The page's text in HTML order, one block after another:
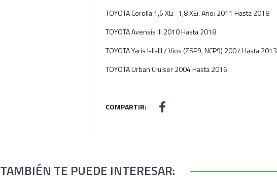
TOYOTA Corolla 1,6 XLi -1,8 XEi. Año: 2011 Hasta 2018
TOYOTA Avensis III 2010 Hasta 2018
TOYOTA Yaris I-II-III / Vios (ZSP9, NCP9) 2007 Hasta 2013
TOYOTA Urban Cruiser 2004 Hasta 2016
COMPARTIR:
TAMBIÉN TE PUEDE INTERESAR: